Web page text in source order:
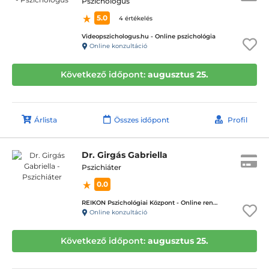
5.0
4 értékelés
Videopszichologus.hu - Online pszichológia
Online konzultáció
Következő időpont: augusztus 25.
Árlista Összes időpont Profil
Dr. Girgás Gabriella
Pszichiáter
0.0
REIKON Pszichológiai Központ - Online rendelés
Online konzultáció
Következő időpont: augusztus 25.